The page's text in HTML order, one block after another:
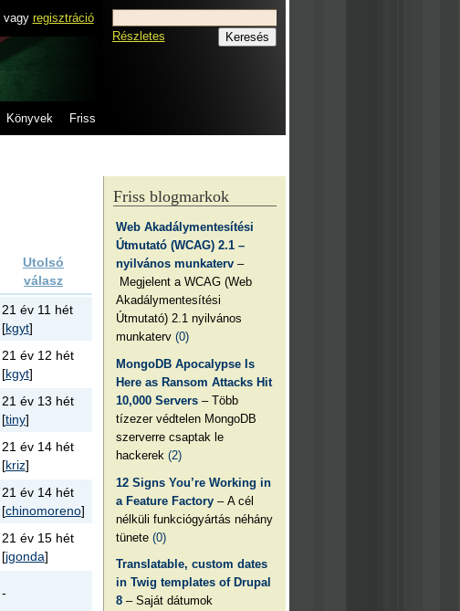
vagy regisztráció
Könyvek Friss
Részletes
Utolsó
válasz
21 év 11 hét
[kgyt]
21 év 12 hét
[kgyt]
21 év 13 hét
[tiny]
21 év 14 hét
[kriz]
21 év 14 hét
[chinomoreno]
21 év 15 hét
[jgonda]
-
Friss blogmarkok
Web Akadálymentesítési
Útmutató (WCAG) 2.1 –
nyilvános munkaterv –
Megjelent a WCAG (Web
Akadálymentesítési
Útmutató) 2.1 nyilvános
munkaterv(0)
MongoDB Apocalypse Is
Here as Ransom Attacks Hit
10,000 Servers – Több
tízezer védtelen MongoDB
szerverre csaptak le
hackerek(2)
12 Signs You’re Working in
a Feature Factory – A cél
nélküli funkciógyártás néhány
tünete(0)
Translatable, custom dates
in Twig templates of Drupal
8 – Saját dátumok